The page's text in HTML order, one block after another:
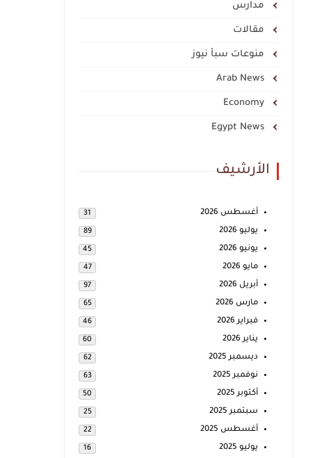
مدارس
مقالات
منوعات سبأ نيوز
Arab News
Economy
Egypt News
الأرشيف
أغسطس 2026 31
يوليو 2026 89
يونيو 2026 45
مايو 2026 47
أبريل 2026 97
مارس 2026 65
فبراير 2026 46
يناير 2026 60
ديسمبر 2025 62
نوفمبر 2025 63
أكتوبر 2025 50
سبتمبر 2025 25
أغسطس 2025 22
يوليو 2025 16